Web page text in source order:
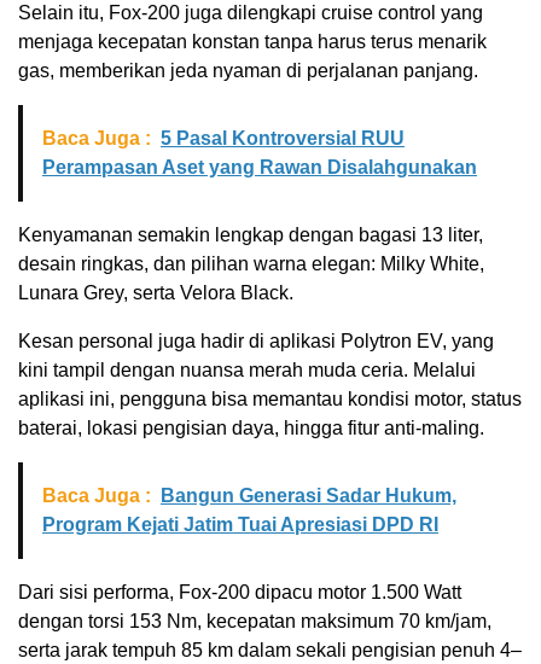
Selain itu, Fox-200 juga dilengkapi cruise control yang
menjaga kecepatan konstan tanpa harus terus menarik
gas, memberikan jeda nyaman di perjalanan panjang.
Baca Juga : 5 Pasal Kontroversial RUU
Perampasan Aset yang Rawan Disalahgunakan
Kenyamanan semakin lengkap dengan bagasi 13 liter,
desain ringkas, dan pilihan warna elegan: Milky White,
Lunara Grey, serta Velora Black.
Kesan personal juga hadir di aplikasi Polytron EV, yang
kini tampil dengan nuansa merah muda ceria. Melalui
aplikasi ini, pengguna bisa memantau kondisi motor, status
baterai, lokasi pengisian daya, hingga fitur anti-maling.
Baca Juga :
Bangun Generasi Sadar Hukum,
Program Kejati Jatim Tuai Apresiasi DPD RI
Dari sisi performa, Fox-200 dipacu motor 1.500 Watt
dengan torsi 153 Nm, kecepatan maksimum 70 km/jam,
serta jarak tempuh 85 km dalam sekali pengisian penuh 4–